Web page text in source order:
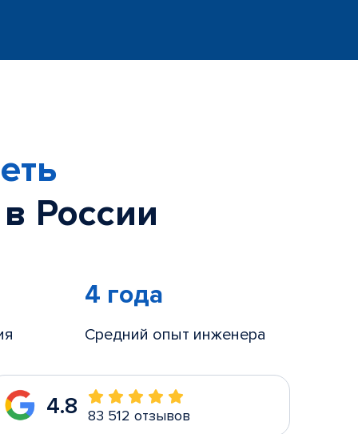
России
4 года
Средний опыт инженера
4.8 83 512 отзывов